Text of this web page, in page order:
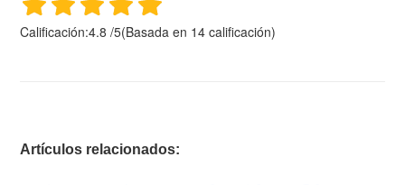
Calificación:4.8 /5(Basada en 14 calificación)
Artículos relacionados: